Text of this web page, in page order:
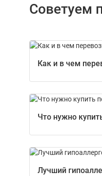
Советуем
Как и в чем
Что нужно
Лучший